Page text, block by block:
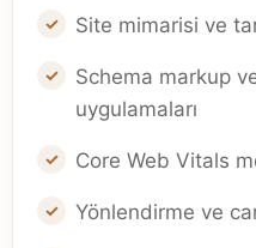
Site mimarisi ve
Schema markup ve
uygulamaları
Core Web Vitals
Yönlendirme ve